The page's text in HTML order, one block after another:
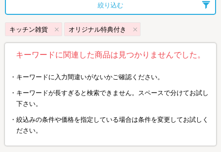
絞り込む
キッチン雑貨 オリジナル特典付き
キーワードに関連した商品は見つかりませんでした。
キーワードに入力間違いがないかご確認ください。
キーワードが長すぎると検索できません。スペースで分けてお試し
下さい。
絞込みの条件や価格を指定している場合は条件を変更してお試しく
ださい。